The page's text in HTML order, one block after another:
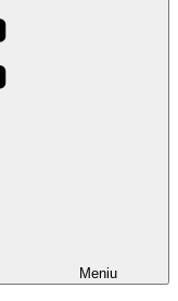
Meniu